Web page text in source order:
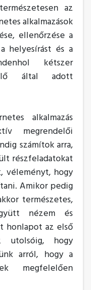
az
alkalmazások
ellenőrzése a
helyesírást és a
kétszer
által adott
alkalmazás
megrendelői
számítok arra,
részfeladatokat
véleményt, hogy
Amikor pedig
természetes,
nézem és
honlapot az első
hogy
arról, hogy a
megfelelően